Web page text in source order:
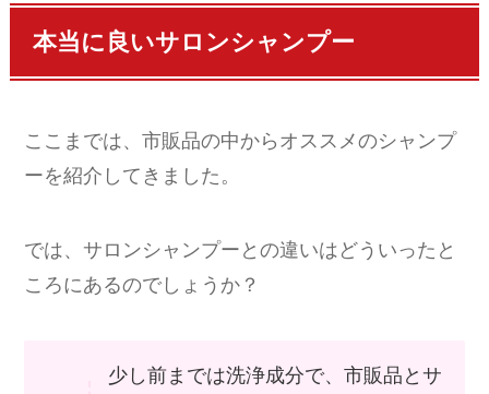
本当に良いサロンシャンプー
ここまでは、市販品の中からオススメのシャンプ
ーを紹介してきました。
では、サロンシャンプーとの違いはどういったと
ころにあるのでしょうか？
少し前までは洗浄成分で、市販品とサ